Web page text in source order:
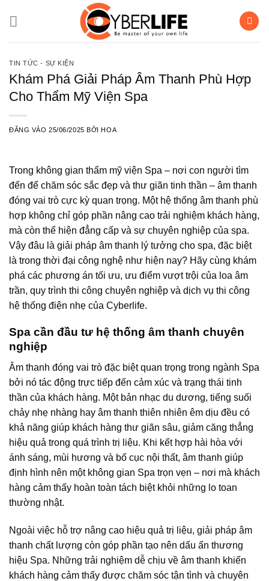
TIN TỨC - SỰ KIỆN
Khám Phá Giải Pháp Âm Thanh Phù Hợp
Cho Thẩm Mỹ Viện Spa
ĐĂNG VÀO25/06/2025 BỞIHOA
Trong không gian thẩm mỹ viện Spa – nơi con người tìm
đến để chăm sóc sắc đẹp và thư giãn tinh thần – âm thanh
đóng vai trò cực kỳ quan trọng. Một hệ thống âm thanh phù
hợp không chỉ góp phần nâng cao trải nghiệm khách hàng,
mà còn thể hiện đẳng cấp và sự chuyên nghiệp của spa.
Vậy đâu là giải pháp âm thanh lý tưởng cho spa, đặc biệt
là trong thời đại công nghệ như hiện nay? Hãy cùng khám
phá các phương án tối ưu, ưu điểm vượt trội của loa âm
trần, quy trình thi công chuyên nghiệp và dịch vụ thi công
hệ thống điện nhẹ của Cyberlife.
Spa cần đầu tư hệ thống âm thanh chuyên
nghiệp
Âm thanh đóng vai trò đặc biệt quan trọng trong ngành Spa
bởi nó tác động trực tiếp đến cảm xúc và trạng thái tinh
thần của khách hàng. Một bản nhạc du dương, tiếng suối
chảy nhẹ nhàng hay âm thanh thiên nhiên êm dịu đều có
khả năng giúp khách hàng thư giãn sâu, giảm căng thẳng
hiệu quả trong quá trình trị liệu. Khi kết hợp hài hòa với
ánh sáng, mùi hương và bố cục nội thất, âm thanh giúp
định hình nên một không gian Spa trọn vẹn – nơi mà khách
hàng cảm thấy hoàn toàn tách biệt khỏi những lo toan
thường nhật.
Ngoài việc hỗ trợ nâng cao hiệu quả trị liệu, giải pháp âm
thanh chất lượng còn góp phần tạo nên dấu ấn thương
hiệu Spa. Những trải nghiệm dễ chịu về âm thanh khiến
khách hàng cảm thấy được chăm sóc tận tình và chuyên